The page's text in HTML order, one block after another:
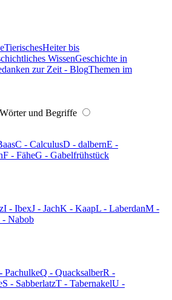
TierischesHeiter bis
WissenGeschichte in
zur Zeit - BlogThemen im
und Begriffe
C - CalculusD - dalbernE -
F - FäheG - Gabelfrühstück
I - IbexJ - JachK - KaapL - LaberdanM -
- Nabob
PachulkeQ - QuacksalberR -
S - SabberlatzT - TabernakelU -